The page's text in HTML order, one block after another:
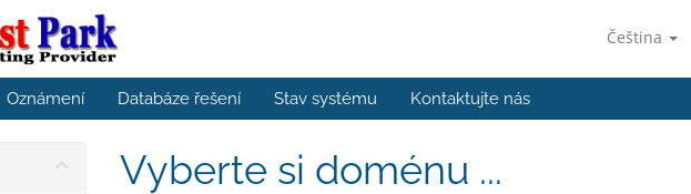
Čeština
Oznámení Databáze řešení Stav systému Kontaktujte nás
Vyberte si doménu ...